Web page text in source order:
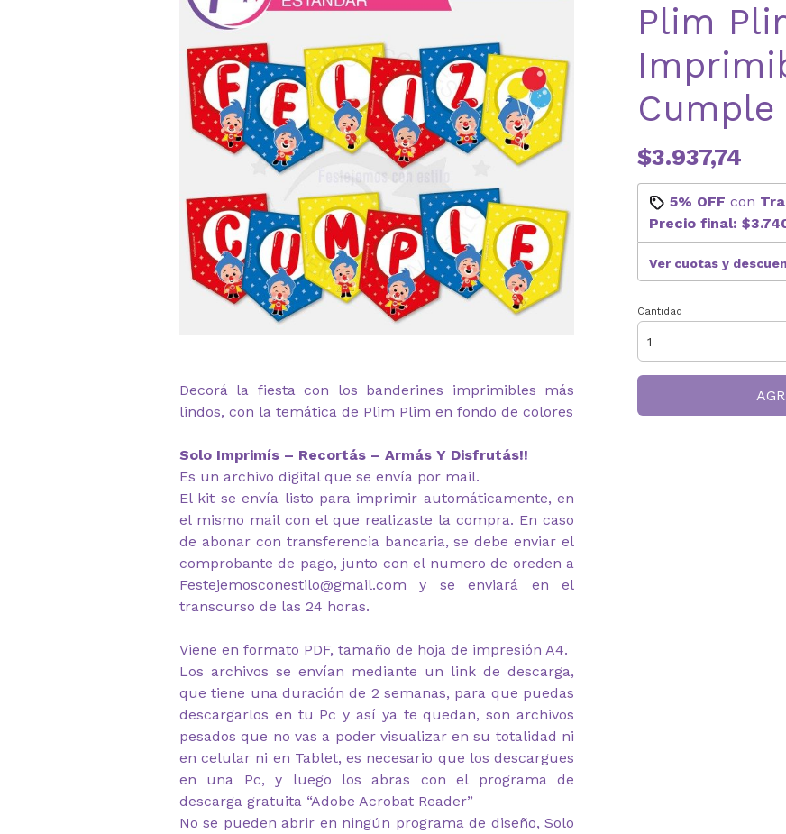
Decorá la fiesta con los banderines imprimibles más
lindos, con la temática de Plim Plim en fondo de colores
Solo Imprimís – Recortás – Armás Y Disfrutás!!
Es un archivo digital que se envía por mail.
El kit se envía listo para imprimir automáticamente, en
el mismo mail con el que realizaste la compra. En caso
de abonar con transferencia bancaria, se debe enviar el
comprobante de pago, junto con el numero de oreden a
Festejemosconestilo@gmail.com y se enviará en el
transcurso de las 24 horas.
Viene en formato PDF, tamaño de hoja de impresión A4.
Los archivos se envían mediante un link de descarga,
que tiene una duración de 2 semanas, para que puedas
descargarlos en tu Pc y así ya te quedan, son archivos
pesados que no vas a poder visualizar en su totalidad ni
en celular ni en Tablet, es necesario que los descargues
en una Pc, y luego los abras con el programa de
descarga gratuita “Adobe Acrobat Reader”
No se pueden abrir en ningún programa de diseño, Solo
Plim
Cumple
$3.937,74
5% OFF con
Precio final:
Ver cuotas y
Cantidad